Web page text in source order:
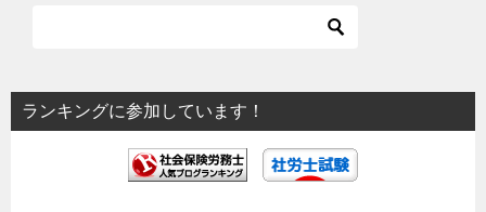
ョ
ン
ランキングに参加しています！